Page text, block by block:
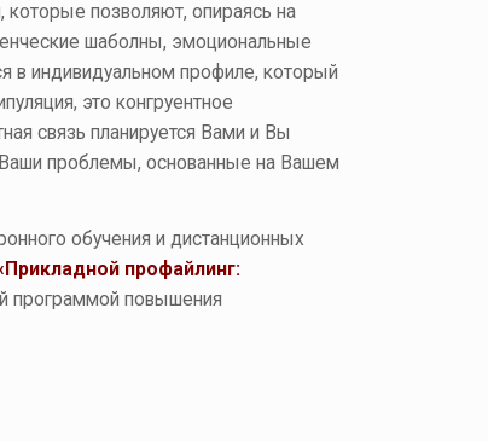
которые позволяют, опираясь на
шаболны, эмоциональные
в индивидуальном профиле, который
это конгруентное
связь планируется Вами и Вы
Ваши проблемы, основанные на Вашем
обучения и дистанционных
профайлинг:
программой повышения